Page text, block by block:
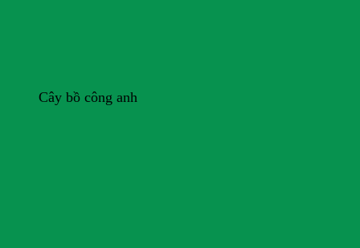
Cây bồ công anh